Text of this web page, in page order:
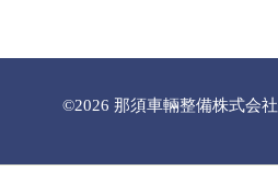
©2026 那須車輛整備株式会社